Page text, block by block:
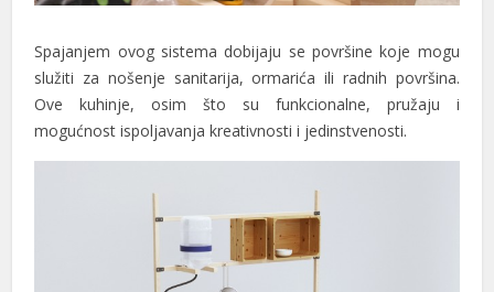
Spajanjem ovog sistema dobijaju se površine koje mogu
služiti za nošenje sanitarija, ormarića ili radnih površina.
Ove kuhinje, osim što su funkcionalne, pružaju i
mogućnost ispoljavanja kreativnosti i jedinstvenosti.